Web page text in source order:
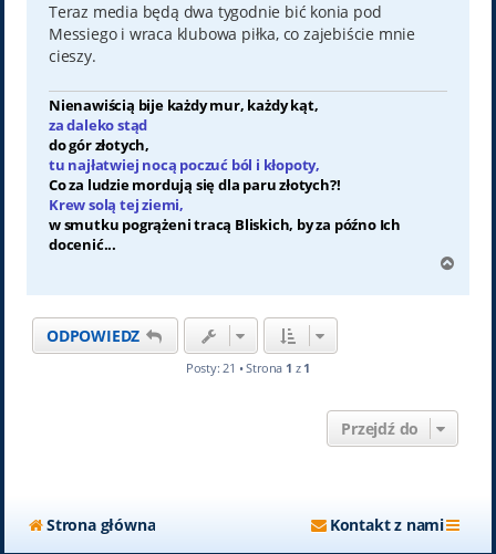
Teraz media będą dwa tygodnie bić konia pod
Messiego i wraca klubowa piłka, co zajebiście mnie
cieszy.
Nienawiścią bije każdy mur, każdy kąt,
za daleko stąd
do gór złotych,
tu najłatwiej nocą poczuć ból i kłopoty,
Co za ludzie mordują się dla paru złotych?!
Krew solą tej ziemi,
w smutku pogrążeni tracą Bliskich, by za późno Ich
docenić...
g
ODPOWIEDZ
Posty: 21 • Strona 1 z 1
Przejdź do
Strona główna Kontakt z nami